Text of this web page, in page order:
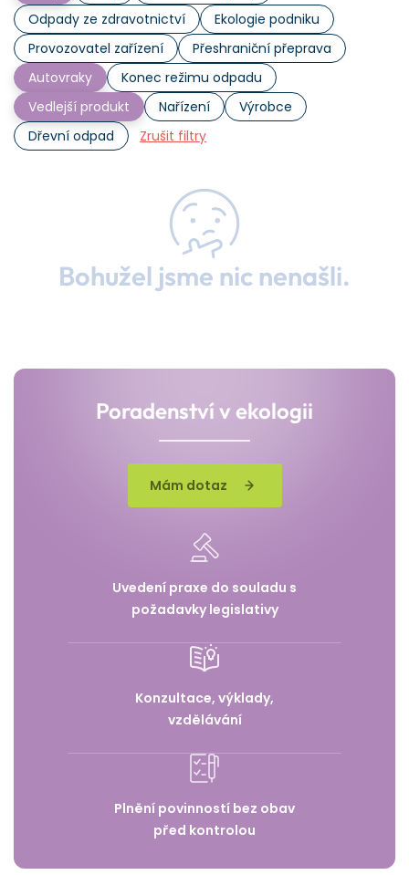
Odpady ze zdravotnictví
Ekologie podniku
Provozovatel zařízení
Přeshraniční přeprava
Autovraky
Konec režimu odpadu
Vedlejší produkt
Nařízení
Výrobce
Dřevní odpad
Zrušit filtry
Bohužel jsme nic nenašli.
Poradenství v ekologii
Mám dotaz
Uvedení praxe do souladu s
požadavky legislativy
Konzultace, výklady,
vzdělávání
Plnění povinností bez obav
před kontrolou